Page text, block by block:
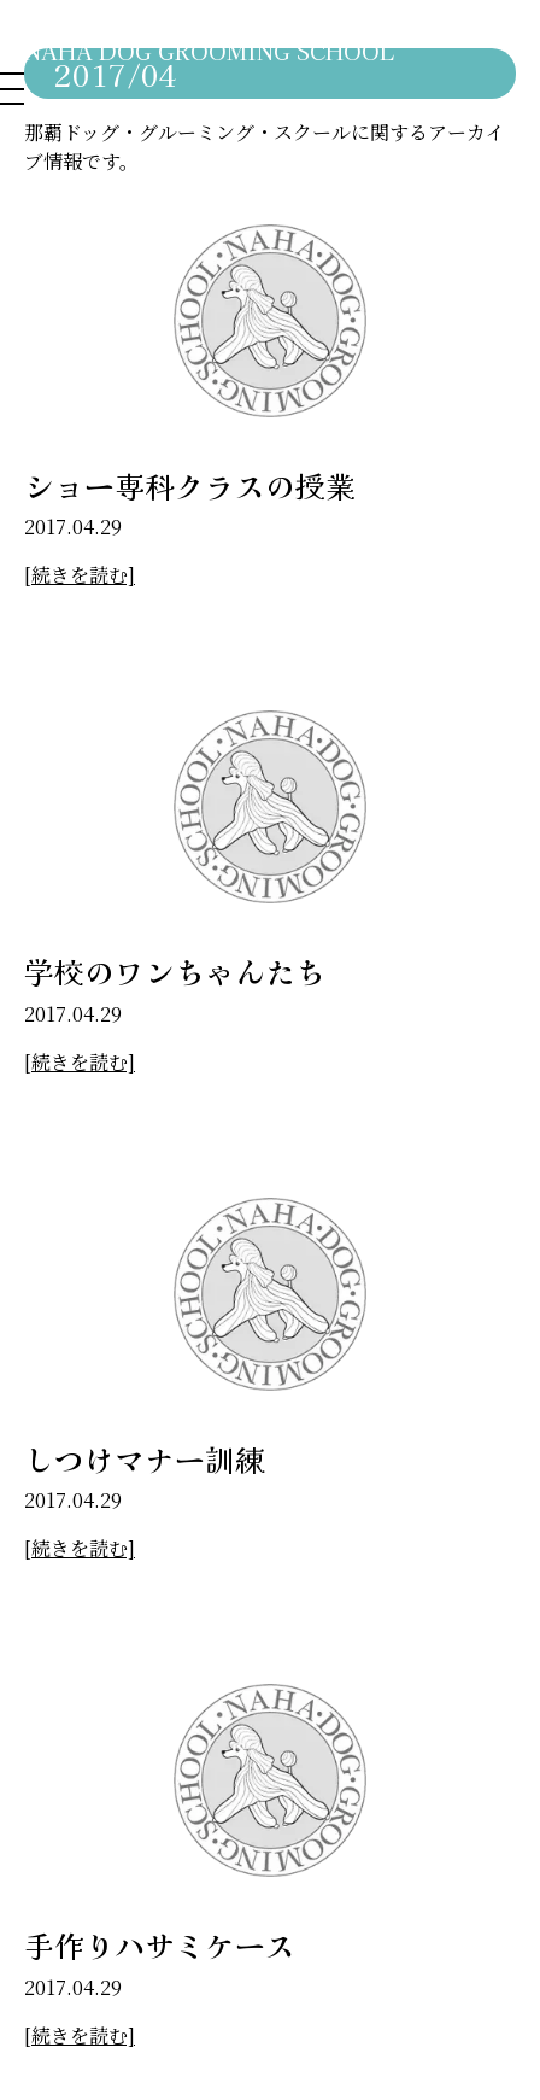
NAHA DOG GROOMING SCHOOL
2017/04
那覇ドッグ・グルーミング・スクールに関するアーカイ
ブ情報です。
ショー専科クラスの授業
2017.04.29
[続きを読む]
学校のワンちゃんたち
2017.04.29
[続きを読む]
しつけマナー訓練
2017.04.29
[続きを読む]
手作りハサミケース
2017.04.29
[続きを読む]